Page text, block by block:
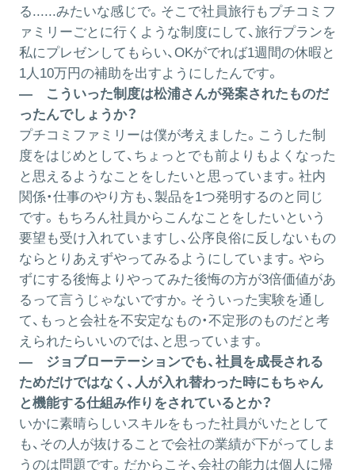
る......みたいな感じで。そこで社員旅行もプチコミフ
ァミリーごとに行くような制度にして、旅行プランを
私にプレゼンしてもらい、OKがでれば1週間の休暇と
1人10万円の補助を出すようにしたんです。
― こういった制度は松浦さんが発案されたものだ
ったんでしょうか？
プチコミファミリーは僕が考えました。こうした制
度をはじめとして、ちょっとでも前よりもよくなった
と思えるようなことをしたいと思っています。社内
関係・仕事のやり方も、製品を1つ発明するのと同じ
です。もちろん社員からこんなことをしたいという
要望も受け入れていますし、公序良俗に反しないもの
ならとりあえずやってみるようにしています。やら
ずにする後悔よりやってみた後悔の方が3倍価値があ
るって言うじゃないですか。そういった実験を通し
て、もっと会社を不安定なもの・不定形のものだと考
えられたらいいのでは、と思っています。
― ジョブローテーションでも、社員を成長される
ためだけではなく、人が入れ替わった時にもちゃん
と機能する仕組み作りをされているとか？
いかに素晴らしいスキルをもった社員がいたとして
も、その人が抜けることで会社の業績が下がってしま
うのは問題です。だからこそ、会社の能力は個人に帰